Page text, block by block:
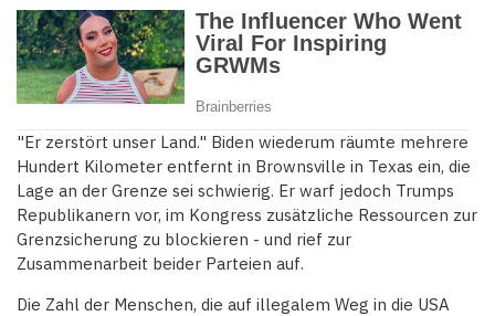
"Er zerstört unser Land." Biden wiederum räumte mehrere
Hundert Kilometer entfernt in Brownsville in Texas ein, die
Lage an der Grenze sei schwierig. Er warf jedoch Trumps
Republikanern vor, im Kongress zusätzliche Ressourcen zur
Grenzsicherung zu blockieren - und rief zur
Zusammenarbeit beider Parteien auf.
Die Zahl der Menschen, die auf illegalem Weg in die USA